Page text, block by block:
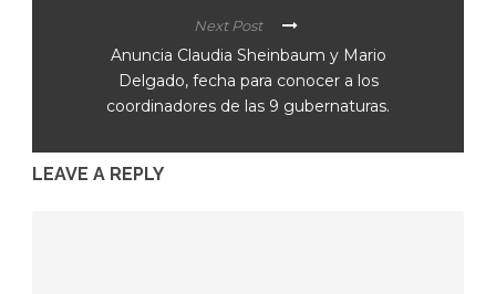
Next Post
Anuncia Claudia Sheinbaum y Mario
Delgado, fecha para conocer a los
coordinadores de las 9 gubernaturas.
LEAVE A REPLY